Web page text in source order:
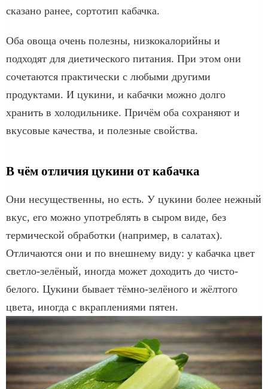
сказано ранее, сортотип кабачка.
Оба овоща очень полезны, низкокалорийны и
подходят для диетического питания. При этом они
сочетаются практически с любыми другими
продуктами. И цукини, и кабачки можно долго
хранить в холодильнике. Причём оба сохраняют и
вкусовые качества, и полезные свойства.
В чём отличия цукини от кабачка
Они несущественны, но есть. У цукини более нежный
вкус, его можно употреблять в сыром виде, без
термической обработки (например, в салатах).
Отличаются они и по внешнему виду: у кабачка цвет
светло-зелёный, иногда может доходить до чисто-
белого. Цукини бывает тёмно-зелёного и жёлтого
цвета, иногда с вкраплениями пятен.